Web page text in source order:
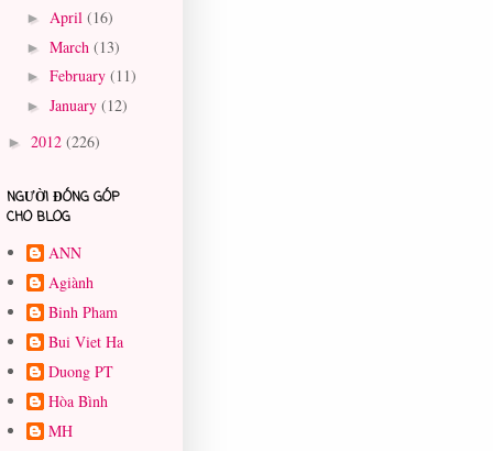
► April (16)
► March (13)
► February (11)
► January (12)
► 2012 (226)
NGƯỜI ĐÓNG GÓP
CHO BLOG
ANN
Agiành
Binh Pham
Bui Viet Ha
Duong PT
Hòa Bình
MH